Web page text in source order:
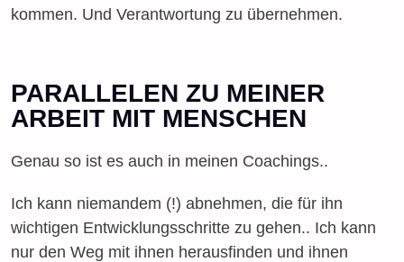
kommen. Und Verantwortung zu übernehmen.
PARALLELEN ZU MEINER
ARBEIT MIT MENSCHEN
Genau so ist es auch in meinen Coachings..
Ich kann niemandem (!) abnehmen, die für ihn
wichtigen Entwicklungsschritte zu gehen.. Ich kann
nur den Weg mit ihnen herausfinden und ihnen